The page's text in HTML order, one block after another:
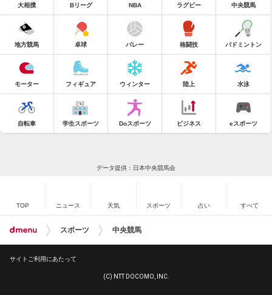
大相撲 Bリーグ NBA ラグビー 中央競馬
地方競馬 卓球 バレー 格闘技 バドミントン
モーター フィギュア ウィンター 陸上 水泳
自転車 学生スポーツ Doスポーツ ビジネス eスポーツ
データ提供：日本中央競馬会
TOP ニュース 天気 スポーツ 占い すべて
スポーツ 中央競馬
サイトご利用にあたって
(C) NTT DOCOMO, INC.